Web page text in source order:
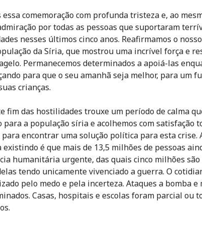
essa comemoração com profunda tristeza e, ao
por todas as pessoas que suportaram
nesses últimos cinco anos. Reafirmamos o
da Síria, que mostrou uma incrível força e
Permanecemos determinados a apoiá-las
para que o seu amanhã seja melhor, para um
crianças.
fim das hostilidades trouxe um período de calma
para a população síria e acolhemos com satisfação
encontrar uma solução política para esta crise.
é que mais de 13,5 milhões de pessoas
humanitária urgente, das quais cinco milhões são
tendo unicamente vivenciado a guerra. O
pelo medo e pela incerteza. Ataques a bomba e
Casas, hospitais e escolas foram parcial ou